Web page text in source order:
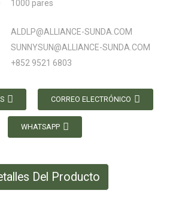
1000 pares
ALDLP@ALLIANCE-SUNDA.COM
SUNNYSUN@ALLIANCE-SUNDA.COM
+852 9521 6803
CORREO ELECTRÓNICO
WHATSAPP
Del Producto